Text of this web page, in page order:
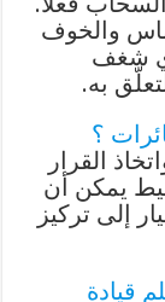
والخوف
شغف
به.
؟
القرار
يمكن أن
إلى تركيز
قيادة